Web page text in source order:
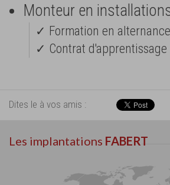
Monteur en
✓ Formation en alternance
✓ Contrat d'apprentissage
Dites le à vos amis :
Les implantations FABERT